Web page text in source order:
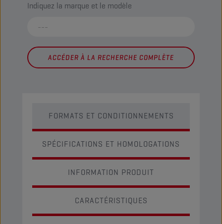
Indiquez la marque et le modèle
ACCÉDER À LA RECHERCHE COMPLÈTE
FORMATS ET CONDITIONNEMENTS
SPÉCIFICATIONS ET HOMOLOGATIONS
INFORMATION PRODUIT
CARACTÉRISTIQUES